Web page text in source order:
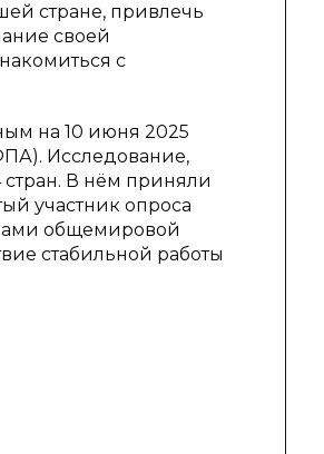
стране, привлечь
своей
с
на 10 июня 2025
Исследование,
В нём приняли
участник опроса
общемировой
стабильной работы